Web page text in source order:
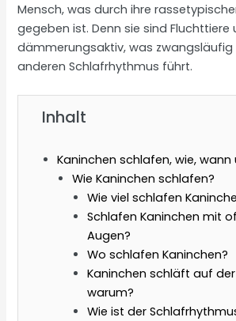
Mensch, was durch ihre
gegeben ist. Denn sie sind Fluchttiere
dämmerungsaktiv, was zwangsläufig
anderen Schlafrhythmus führt.
Inhalt
Kaninchen schlafen, wie, wann
Wie Kaninchen schlafen?
Wie viel schlafen
Schlafen Kaninchen mit
Augen?
Wo schlafen Kaninchen?
Kaninchen schläft auf der
warum?
Wie ist der